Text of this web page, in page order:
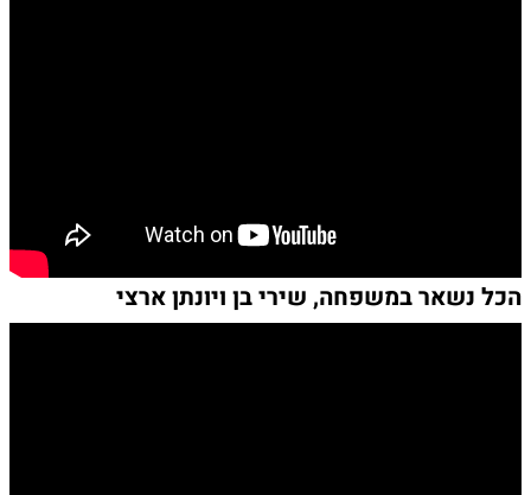
הכל נשאר במשפחה, שירי בן ויונתן ארצי